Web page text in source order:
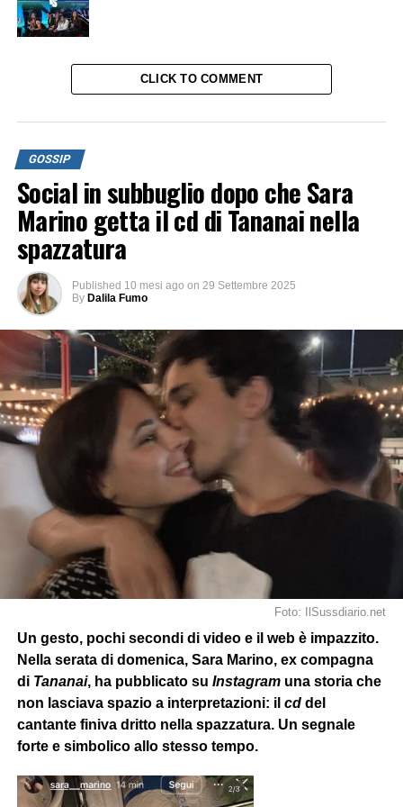
CLICK TO COMMENT
GOSSIP
Social in subbuglio dopo che Sara
Marino getta il cd di Tananai nella
spazzatura
Published 10 mesi ago on 29 Settembre 2025
By Dalila Fumo
Foto: IlSussdiario.net
Un gesto, pochi secondi di video e il web è impazzito.
Nella serata di domenica, Sara Marino, ex compagna
di Tananai, ha pubblicato su Instagramuna storia che
non lasciava spazio a interpretazioni: il cddel
cantante finiva dritto nella spazzatura. Un segnale
forte e simbolico allo stesso tempo.